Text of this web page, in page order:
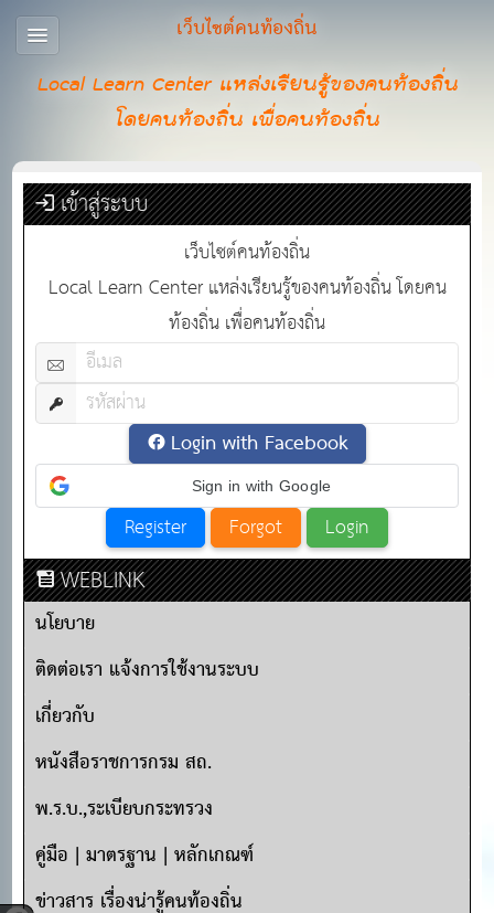
เว็บไซต์คนท้องถิ่น
Local Learn Center แหล่งเรียนรู้ของคนท้องถิ่น
โดยคนท้องถิ่น เพื่อคนท้องถิ่น
เข้าสู่ระบบ
เว็บไซต์คนท้องถิ่น
Local Learn Center แหล่งเรียนรู้ของคนท้องถิ่น โดยคน
ท้องถิ่น เพื่อคนท้องถิ่น
Login with Facebook
Sign in with Google
WEBLINK
นโยบาย
ติดต่อเรา แจ้งการใช้งานระบบ
เกี่ยวกับ
หนังสือราชการกรม สถ.
พ.ร.บ.,ระเบียบกระทรวง
คู่มือ | มาตรฐาน | หลักเกณฑ์
ข่าวสาร เรื่องน่ารู้คนท้องถิ่น